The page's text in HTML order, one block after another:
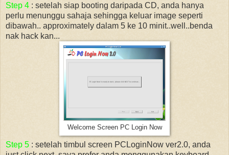
Step 4 : setelah siap booting daripada CD, anda hanya
perlu menunggu sahaja sehingga keluar image seperti
dibawah.. approximately dalam 5 ke 10 minit..well..benda
nak hack kan...
Welcome Screen PC Login Now
Step 5 : setelah timbul screen PCLoginNow ver2.0, anda